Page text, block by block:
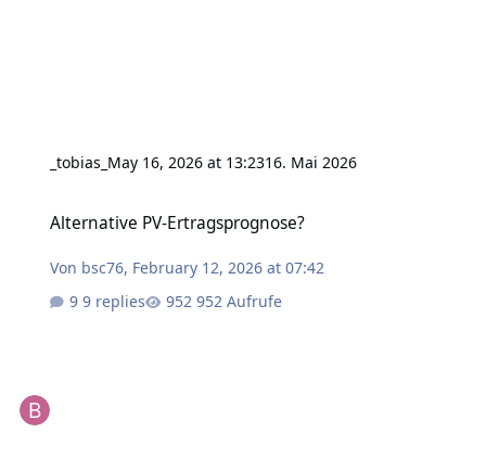
_tobias_ May 16, 2026 at 13:2316. Mai 2026
Alternative PV-Ertragsprognose?
Von bsc76, February 12, 2026 at 07:42
9 replies
952 Aufrufe